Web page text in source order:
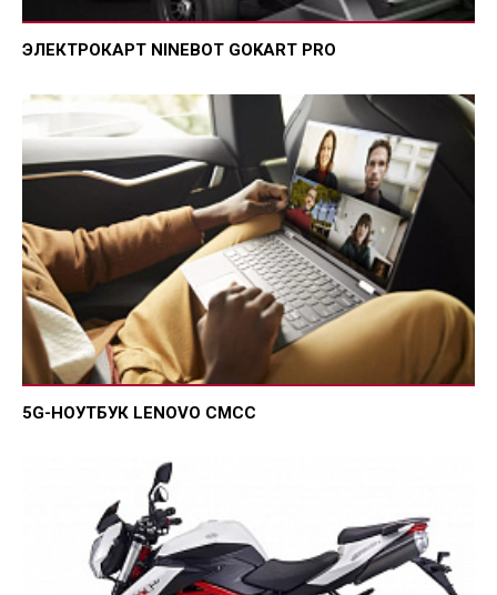
ЭЛЕКТРОКАРТ NINEBOT GOKART PRO
5G-НОУТБУК LENOVO CMCC